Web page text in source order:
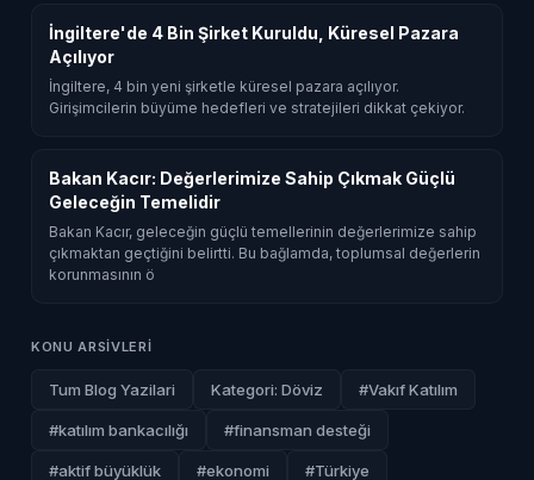
İngiltere'de 4 Bin Şirket Kuruldu, Küresel Pazara
Açılıyor
İngiltere, 4 bin yeni şirketle küresel pazara açılıyor.
Girişimcilerin büyüme hedefleri ve stratejileri dikkat çekiyor.
Bakan Kacır: Değerlerimize Sahip Çıkmak Güçlü
Geleceğin Temelidir
Bakan Kacır, geleceğin güçlü temellerinin değerlerimize sahip
çıkmaktan geçtiğini belirtti. Bu bağlamda, toplumsal değerlerin
korunmasının ö
KONU ARSIVLERI
Tum Blog Yazilari Kategori: Döviz #Vakıf Katılım
#katılım bankacılığı #finansman desteği
#aktif büyüklük #ekonomi #Türkiye